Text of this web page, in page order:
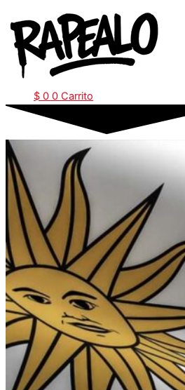
al
contenido
$ 0 0 Carrito